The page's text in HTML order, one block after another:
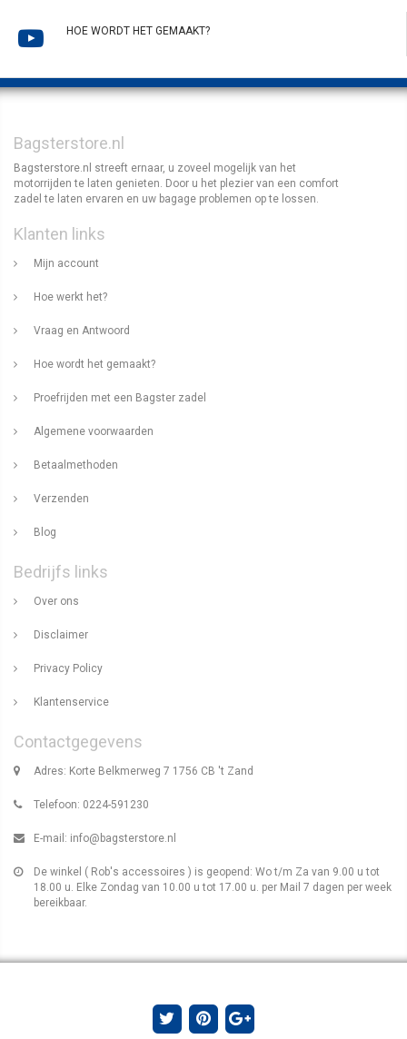
HOE WORDT HET GEMAAKT?
Bagsterstore.nl
Bagsterstore.nl streeft ernaar, u zoveel mogelijk van het
motorrijden te laten genieten. Door u het plezier van een comfort
zadel te laten ervaren en uw bagage problemen op te lossen.
Klanten links
Mijn account
Hoe werkt het?
Vraag en Antwoord
Hoe wordt het gemaakt?
Proefrijden met een Bagster zadel
Algemene voorwaarden
Betaalmethoden
Verzenden
Blog
Bedrijfs links
Over ons
Disclaimer
Privacy Policy
Klantenservice
Contactgegevens
Adres: Korte Belkmerweg 7 1756 CB 't Zand
Telefoon: 0224-591230
E-mail: info@bagsterstore.nl
De winkel ( Rob's accessoires ) is geopend: Wo t/m Za van 9.00 u tot
18.00 u. Elke Zondag van 10.00 u tot 17.00 u. per Mail 7 dagen per week
bereikbaar.